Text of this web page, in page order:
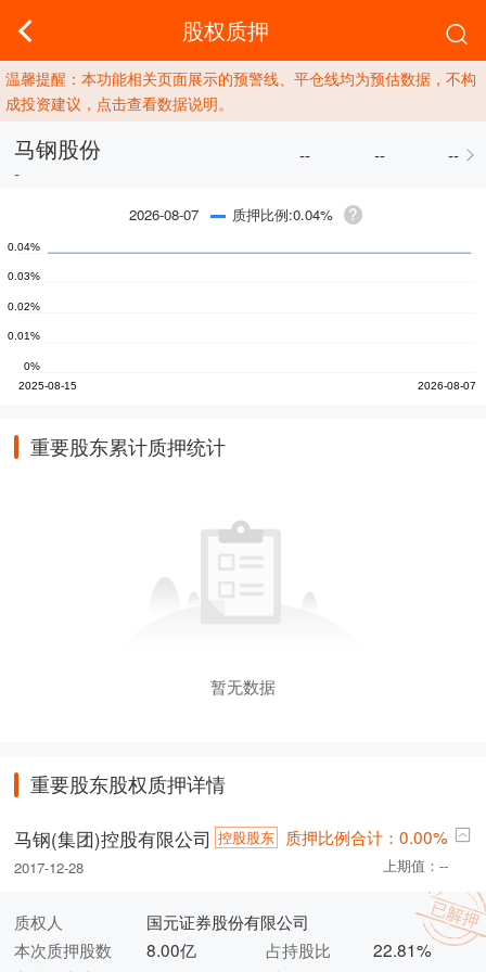
股权质押
温馨提醒：本功能相关页面展示的预警线、平仓线均为预估数据，不构
成投资建议，点击查看数据说明。
马钢股份
-
-- -- --
2026-08-07 质押比例:0.04%
重要股东累计质押统计
暂无数据
重要股东股权质押详情
马钢(集团)控股有限公司 控股股东
2017-12-28
质押比例合计：0.00%
上期值：--
质权人
国元证券股份有限公司
本次质押股数
8.00亿 占持股比
22.81%